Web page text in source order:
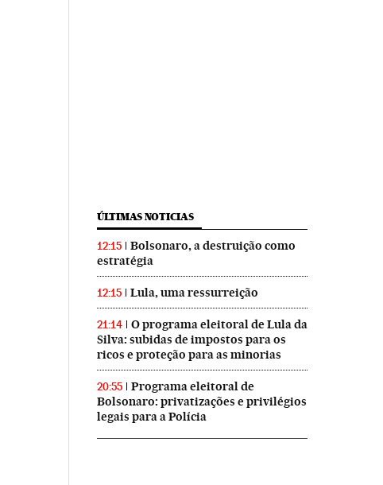
ÚLTIMAS NOTICIAS
12:15
Bolsonaro, a destruição como
estratégia
12:15 Lula, uma ressurreição
21:14
O programa eleitoral de Lula da
Silva: subidas de impostos para os
ricos e proteção para as minorias
20:55
Programa eleitoral de
Bolsonaro: privatizações e privilégios
legais para a Polícia